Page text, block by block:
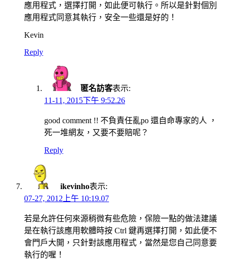
應用程式，選擇打開，如此便可執行。所以是針對個別
應用程式同意其執行，安全一些還是好的！
Kevin
Reply
匿名訪客表示:
11-11, 2015下午 9:52.26
good comment !! 不負責任亂po 還自命專家的人 ，
死一堆網友，又要不要賠呢？
Reply
ikevinho表示:
07-27, 2012上午 10:19.07
若是允許任何來源稍微有些危險，保險一點的做法建議
是在執行該應用軟體時按 Ctrl 鍵再選擇打開，如此便不
會門戶大開，只針對該應用程式，當然是您自己同意要
執行的喔！